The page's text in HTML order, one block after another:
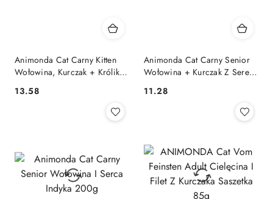
Animonda Cat Carny Kitten
Wołowina, Kurczak + Królik
Cena:
13.58
Animonda Cat Carny Senior
Wołowina + Kurczak Z Serem
Cena:
11.28